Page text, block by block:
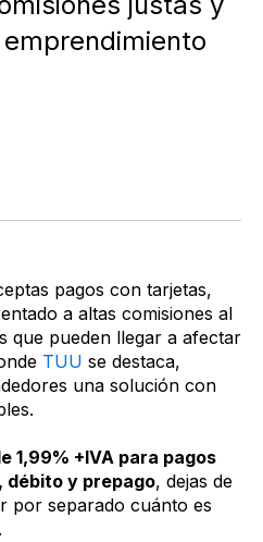
pagos con tarjetas,
a altas comisiones al
que pueden llegar a afectar
TUU se destaca,
una solución con
1,99% +IVA para pagos
y prepago, dejas de
por separado cuánto es